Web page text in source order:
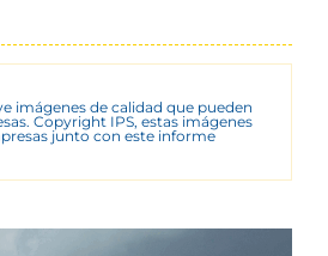
imágenes de calidad que pueden
Copyright IPS, estas imágenes
junto con este informe